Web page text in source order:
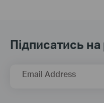
Підписатись
Email Address